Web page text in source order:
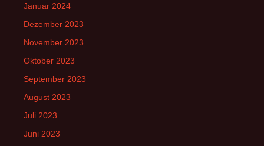
Januar 2024
Dezember 2023
November 2023
Oktober 2023
September 2023
August 2023
Juli 2023
Juni 2023